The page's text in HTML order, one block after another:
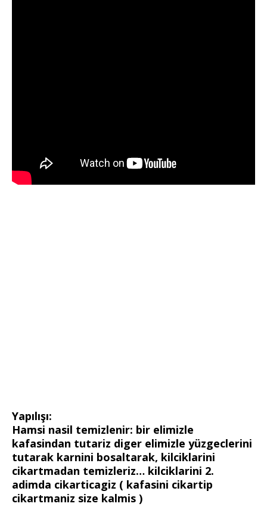
Yapılışı:
Hamsi nasil temizlenir: bir elimizle
kafasindan tutariz diger elimizle yüzgeclerini
tutarak karnini bosaltarak, kilciklarini
cikartmadan temizleriz… kilciklarini 2.
adimda cikarticagiz ( kafasini cikartip
cikartmaniz size kalmis )